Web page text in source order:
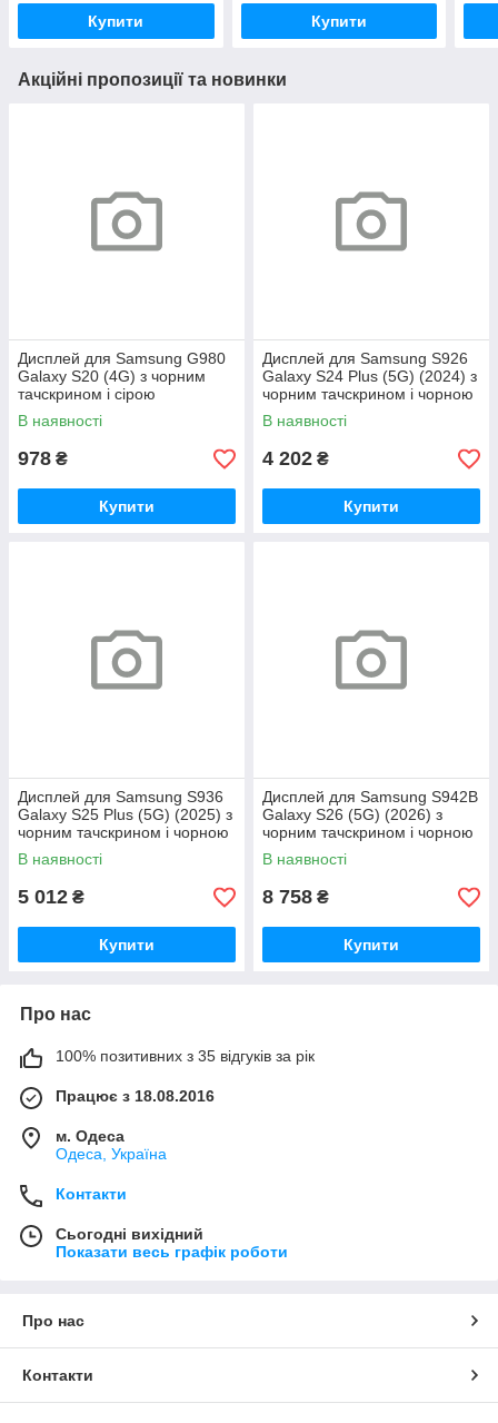
Купити Купити
Акційні пропозиції та новинки
Дисплей для Samsung G980
Galaxy S20 (4G) з чорним
тачскрином і сірою
корпусною рамкою IPS
В наявності
978 ₴
Купити
Дисплей для Samsung S926
Galaxy S24 Plus (5G) (2024) з
чорним тачскрином і чорною
корпусною рамкою GXQC-
Super OLED SOFT Service
В наявності
4 202 ₴
Купити
Дисплей для Samsung S936
Galaxy S25 Plus (5G) (2025) з
чорним тачскрином і чорною
корпусною рамкою GXQC-
Super OLED SOFT Service
В наявності
5 012 ₴
Купити
Дисплей для Samsung S942B
Galaxy S26 (5G) (2026) з
чорним тачскрином і чорною
корпусною рамкою Original
В наявності
8 758 ₴
Купити
Про нас
100% позитивних з 35 відгуків за рік
Працює з 18.08.2016
м. Одеса
Одеса, Україна
Контакти
Сьогодні вихідний
Показати весь графік роботи
Про нас
Контакти